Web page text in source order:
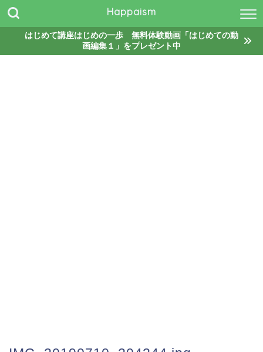
Happaism
はじめて講座はじめの一歩 無料体験動画「はじめての動
画編集１」をプレゼント中